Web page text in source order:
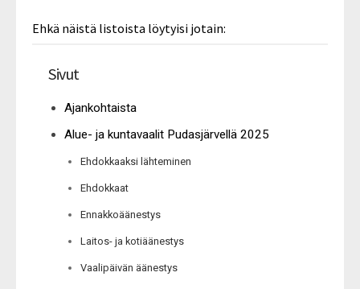
Ehkä näistä listoista löytyisi jotain:
Sivut
Ajankohtaista
Alue- ja kuntavaalit Pudasjärvellä 2025
Ehdokkaaksi lähteminen
Ehdokkaat
Ennakkoäänestys
Laitos- ja kotiäänestys
Vaalipäivän äänestys